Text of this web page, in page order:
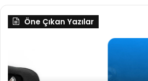
Öne Çıkan Yazılar
Windows